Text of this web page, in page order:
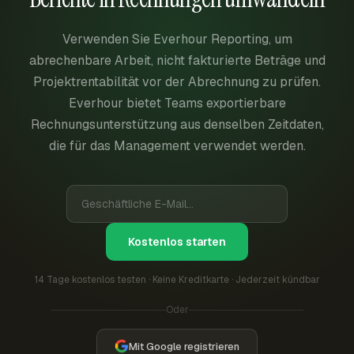
Verwenden Sie Everhour Reporting, um
abrechenbare Arbeit, nicht fakturierte Beträge und
Projektrentabilität vor der Abrechnung zu prüfen.
Everhour bietet Teams exportierbare
Rechnungsunterstützung aus denselben Zeitdaten,
die für das Management verwendet werden.
Kostenlos starten
14 Tage kostenlos testen · Keine Kreditkarte · Jederzeit kündbar
Oder
Mit Google registrieren